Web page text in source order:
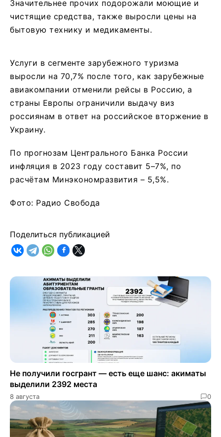
Значительнее прочих подорожали моющие и
чистящие средства, также выросли цены на
бытовую технику и медикаменты.
Услуги в сегменте зарубежного туризма
выросли на 70,7% после того, как зарубежные
авиакомпании отменили рейсы в Россию, а
страны Европы ограничили выдачу виз
россиянам в ответ на российское вторжение в
Украину.
По прогнозам Центрального Банка России
инфляция в 2023 году составит 5–7%, по
расчётам Минэкономразвития – 5,5%.
Фото: Радио Свобода
Поделиться публикацией
Не получили госгрант — есть еще шанс: акиматы
выделили 2392 места
8 августа 0